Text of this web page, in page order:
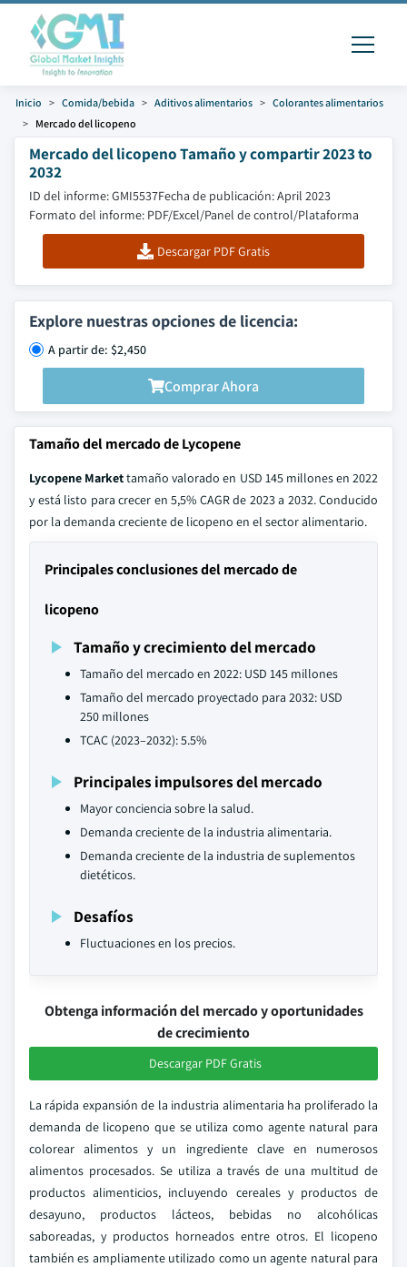
Inicio Comida/bebida Aditivos alimentarios
Colorantes alimentarios
Mercado del licopeno
Mercado del licopeno Tamaño y compartir 2023 to
2032
ID del informe: GMI5537Fecha de publicación: April 2023
Formato del informe: PDF/Excel/Panel de control/Plataforma
Descargar PDF Gratis
Explore nuestras opciones de licencia:
A partir de: $2,450
Comprar Ahora
Tamaño del mercado de Lycopene
Lycopene Markettamaño valorado en USD 145 millones en 2022
y está listo para crecer en 5,5% CAGR de 2023 a 2032. Conducido
por la demanda creciente de licopeno en el sector alimentario.
Principales conclusiones del mercado de
licopeno
Tamaño y crecimiento del mercado
Tamaño del mercado en 2022: USD 145 millones
Tamaño del mercado proyectado para 2032: USD
250 millones
TCAC (2023–2032): 5.5%
Principales impulsores del mercado
Mayor conciencia sobre la salud.
Demanda creciente de la industria alimentaria.
Demanda creciente de la industria de suplementos
dietéticos.
Desafíos
Fluctuaciones en los precios.
Obtenga información del mercado y oportunidades
de crecimiento
Descargar PDF Gratis
La rápida expansión de la industria alimentaria ha proliferado la
demanda de licopeno que se utiliza como agente natural para
colorear alimentos y un ingrediente clave en numerosos
alimentos procesados. Se utiliza a través de una multitud de
productos alimenticios, incluyendo cereales y productos de
desayuno, productos lácteos, bebidas no alcohólicas
saboreadas, y productos horneados entre otros. El licopeno
también es ampliamente utilizado como un agente natural para